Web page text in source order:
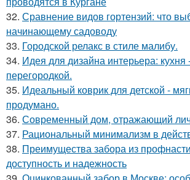
32. Сравнение видов гортензий: что
начинающему садоводу
33. Городской релакс в стиле малибу.
34. Идея для дизайна интерьера: кухня
перегородкой.
35. Идеальный коврик для детской -
продумано.
36. Современный дом, отражающий
37. Рациональный минимализм в
38. Преимущества забора из
доступность и надежность